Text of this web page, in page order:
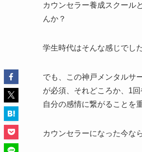
カウンセラー養成スクール
んか？
学生時代はそんな感じでし
でも、この神戸メンタルサ
が必須、それどころか、1
自分の感情に繋がることを
カウンセラーになった今な